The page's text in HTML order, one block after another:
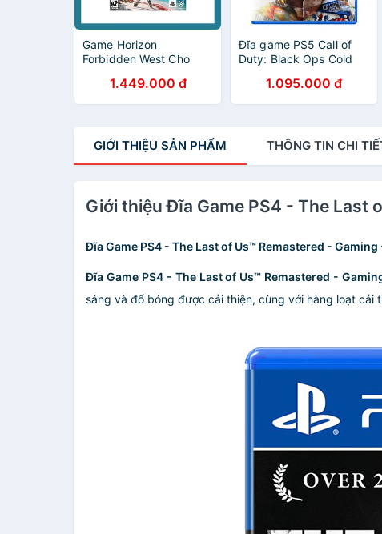
Game Horizon
Forbidden West Cho
1.449.000 đ
Đĩa game PS5 Call of
Duty: Black Ops Cold
1.095.000 đ
GIỚI THIỆU SẢN PHẨM THÔNG TIN CHI
Giới thiệu Đĩa Game PS4 - The Last
Đĩa Game PS4 - The Last of Us™ Remastered -
Đĩa Game PS4 - The Last of Us™ Remastered -
sáng và đổ bóng được cải thiện, cùng với hàng loạt cải